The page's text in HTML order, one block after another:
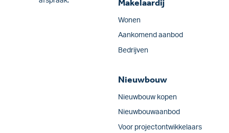
Makelaardij
Wonen
Aankomend aanbod
Bedrijven
Nieuwbouw
Nieuwbouw kopen
Nieuwbouwaanbod
Voor projectontwikkelaars